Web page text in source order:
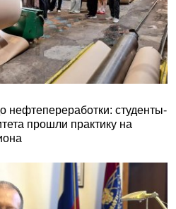
нефтепереработки: студенты-
прошли практику на